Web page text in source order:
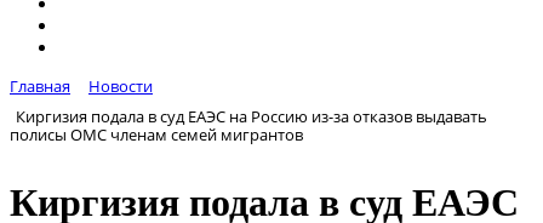
Главная
Новости
Киргизия подала в суд ЕАЭС на Россию из-за отказов выдавать
полисы ОМС членам семей мигрантов
Киргизия подала в суд ЕАЭС